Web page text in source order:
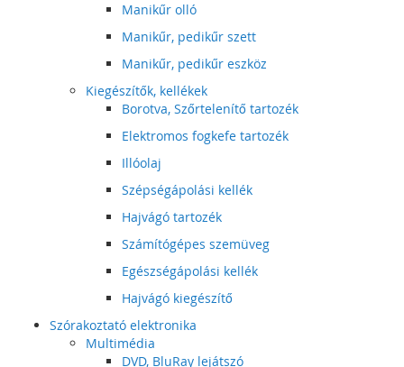
Manikűr olló
Manikűr, pedikűr szett
Manikűr, pedikűr eszköz
Kiegészítők, kellékek
Borotva, Szőrtelenítő tartozék
Elektromos fogkefe tartozék
Illóolaj
Szépségápolási kellék
Hajvágó tartozék
Számítógépes szemüveg
Egészségápolási kellék
Hajvágó kiegészítő
Szórakoztató elektronika
Multimédia
DVD, BluRay lejátszó